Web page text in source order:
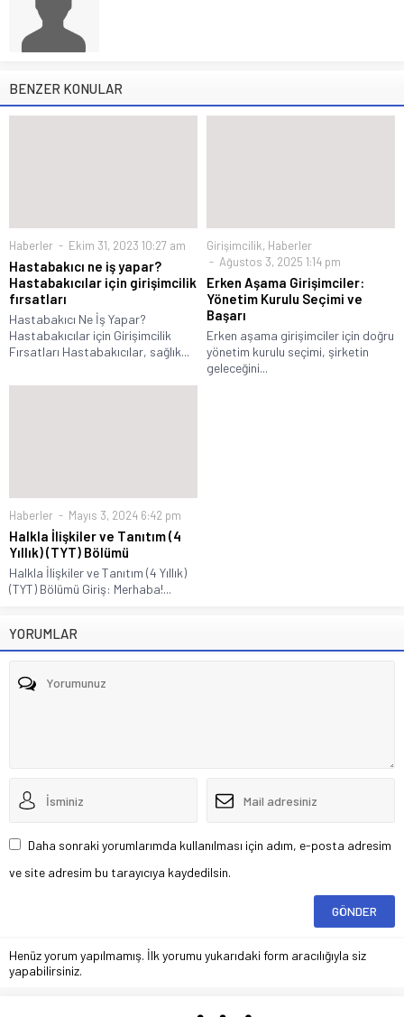
BENZER KONULAR
Haberler Ekim 31, 2023 10:27 am
Hastabakıcı ne iş yapar?
Hastabakıcılar için girişimcilik
fırsatları
Hastabakıcı Ne İş Yapar?
Hastabakıcılar için Girişimcilik
Fırsatları Hastabakıcılar, sağlık...
Girişimcilik, Haberler
Ağustos 3, 2025 1:14 pm
Erken Aşama Girişimciler:
Yönetim Kurulu Seçimi ve
Başarı
Erken aşama girişimciler için doğru
yönetim kurulu seçimi, şirketin
geleceğini...
Haberler Mayıs 3, 2024 6:42 pm
Halkla İlişkiler ve Tanıtım (4
Yıllık) (TYT) Bölümü
Halkla İlişkiler ve Tanıtım (4 Yıllık)
(TYT) Bölümü Giriş: Merhaba!...
YORUMLAR
Daha sonraki yorumlarımda kullanılması için adım, e-posta adresim
ve site adresim bu tarayıcıya kaydedilsin.
Henüz yorum yapılmamış. İlk yorumu yukarıdaki form aracılığıyla siz
yapabilirsiniz.